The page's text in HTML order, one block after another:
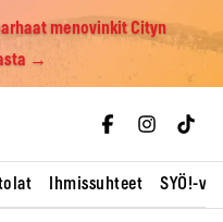
menovinkit Cityn
→
Ihmissuhteet SYÖ!-